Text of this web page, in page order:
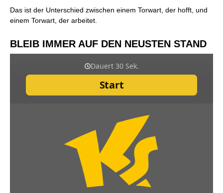
Das ist der Unterschied zwischen einem Torwart, der hofft, und
einem Torwart, der arbeitet.
BLEIB IMMER AUF DEN NEUSTEN STAND